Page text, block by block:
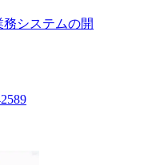
務システムの開